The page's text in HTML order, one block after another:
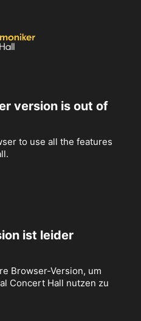
version is out of
to use all the features
ist leider
Browser-Version, um
Concert Hall nutzen zu